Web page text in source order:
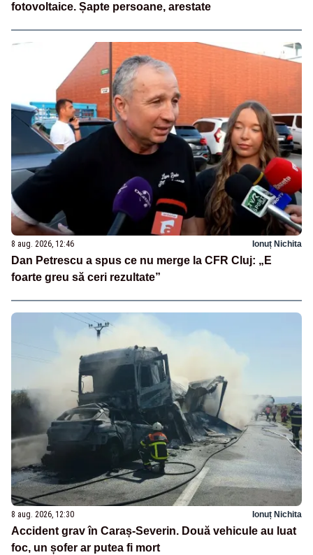
fotovoltaice. Șapte persoane, arestate
8 aug. 2026, 12:46 Ionuț Nichita
Dan Petrescu a spus ce nu merge la CFR Cluj: „E
foarte greu să ceri rezultate”
8 aug. 2026, 12:30 Ionuț Nichita
Accident grav în Caraș-Severin. Două vehicule au luat
foc, un șofer ar putea fi mort